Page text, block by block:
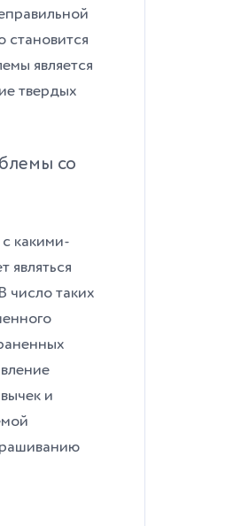
становится
является
твердых
со
какими-
В число таких
и